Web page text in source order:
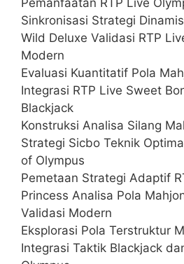
Sinkronisasi Strategi
Wild Deluxe Validasi RTP
Modern
Evaluasi Kuantitatif Pola
Integrasi RTP Live Sweet
Blackjack
Konstruksi Analisa Silang
Strategi Sicbo Teknik
of Olympus
Pemetaan Strategi Adaptif
Princess Analisa Pola
Validasi Modern
Eksplorasi Pola Terstruktur
Integrasi Taktik Blackjack